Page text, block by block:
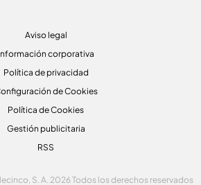
Aviso legal
corporativa
Política de privacidad
de Cookies
Política de Cookies
Gestión publicitaria
RSS
S. A. 2026 Todos los derechos reservados